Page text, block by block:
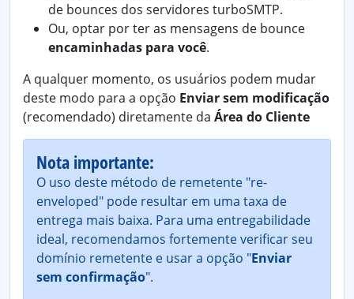
de bounces dos servidores turboSMTP.
Ou, optar por ter as mensagens de bounce
encaminhadas para você.
A qualquer momento, os usuários podem mudar
deste modo para a opção Enviar sem modificação
(recomendado) diretamente da Área do Cliente
Nota importante:
O uso deste método de remetente "re-
enveloped" pode resultar em uma taxa de
entrega mais baixa. Para uma entregabilidade
ideal, recomendamos fortemente verificar seu
domínio remetente e usar a opção "Enviar
sem confirmação".